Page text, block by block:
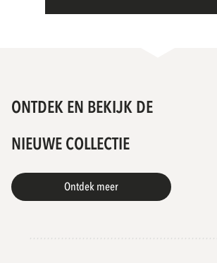
Bloemendaal, Nederland
ONTDEK EN BEKIJK DE
NIEUWE COLLECTIE
Ontdek meer